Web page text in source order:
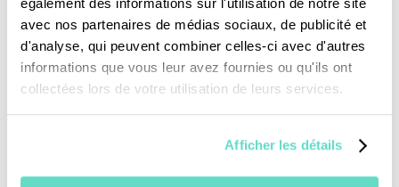
également des informations sur l'utilisation de notre site
avec nos partenaires de médias sociaux, de publicité et
d'analyse, qui peuvent combiner celles-ci avec d'autres
informations que vous leur avez fournies ou qu'ils ont
collectées lors de votre utilisation de leurs services.
Afficher les détails
Je fais un don
Revoir la messe du 09 août 2026